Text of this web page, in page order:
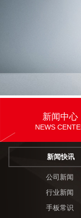
新闻中心
NEWS
新闻快讯
公司新闻
行业新闻
手板常识